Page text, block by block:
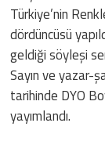
Türkiye’nin
dördüncüsü
geldiği söyleşi
Sayın ve yazar-
tarihinde DYO
yayımlandı.